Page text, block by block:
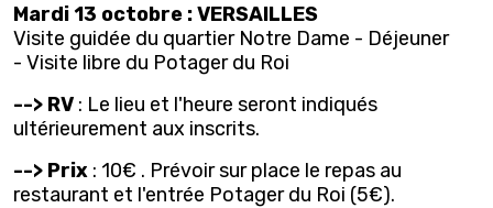
Mardi 13 octobre : VERSAILLES
Visite guidée du quartier Notre Dame - Déjeuner
- Visite libre du Potager du Roi
--> RV : Le lieu et l'heure seront indiqués
ultérieurement aux inscrits.
--> Prix : 10€ . Prévoir sur place le repas au
restaurant et l'entrée Potager du Roi (5€).